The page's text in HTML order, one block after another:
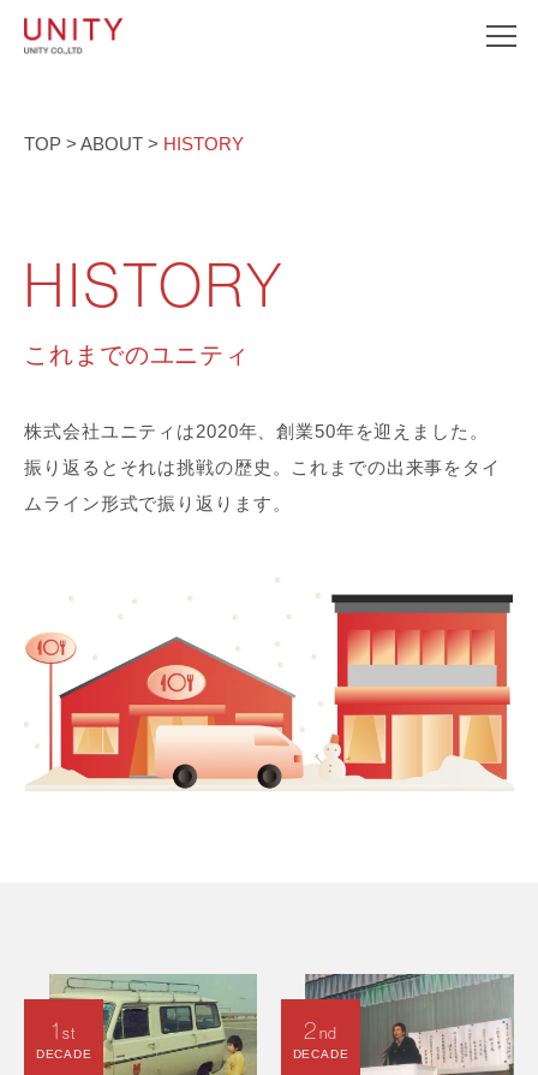
TOP >ABOUT > HISTORY
HISTORY
これまでのユニティ
株式会社ユニティは2020年、創業50年を迎えました。
振り返るとそれは挑戦の歴史。これまでの出来事を タイ
ムライン形式で振り返ります。
1 st
DECADE
2 nd
DECADE